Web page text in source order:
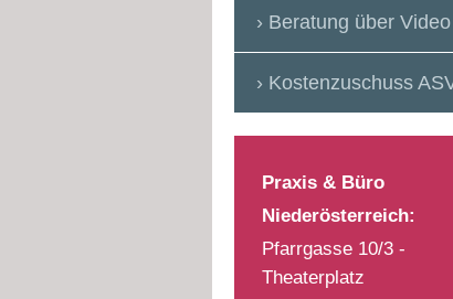
Beratung über Video
Kostenzuschuss
Praxis & Büro
Niederösterreich:
Pfarrgasse 10/3 -
Theaterplatz